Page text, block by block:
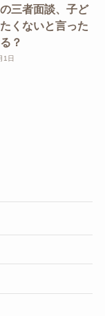
三者面談、子ど
くないと言った
？
1日